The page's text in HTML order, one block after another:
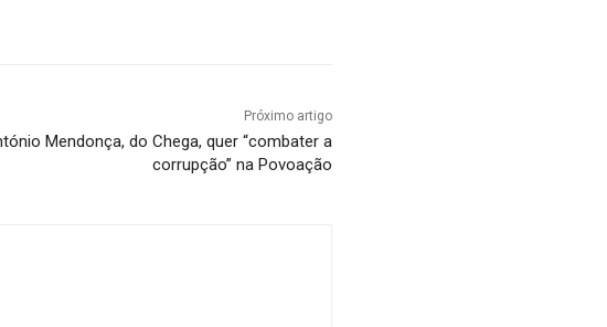
Próximo artigo
Mendonça, do Chega, quer “combater a
corrupção” na Povoação